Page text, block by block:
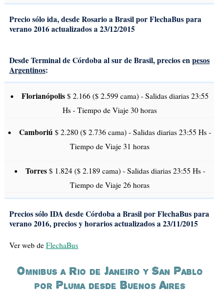
Precio sólo ida, desde Rosario a Brasil por FlechaBus para
verano 2016 actualizados a 23/12/2015
Desde Terminal de Córdoba al sur de Brasil, precios enpesos
Argentinos:
Florianópolis $ 2.166 ($ 2.599 cama) - Salidas diarias 23:55
Hs - Tiempo de Viaje 30 horas
Camboriú $ 2.280 ($ 2.736 cama) - Salidas diarias 23:55 Hs -
Tiempo de Viaje 31 horas
Torres $ 1.824 ($ 2.189 cama) - Salidas diarias 23:55 Hs -
Tiempo de Viaje 26 horas
Precios sólo IDA desde Córdoba a Brasil por FlechaBus para
verano 2016, precios y horarios actualizados a23/11/2015
Ver web de FlechaBus
Omnibus a Rio de Janeiro y San Pablo
por Pluma desde Buenos Aires